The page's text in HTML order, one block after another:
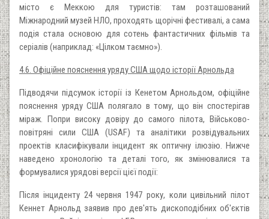
місто є Меккою для туристів: там розташований
Міжнародний музей НЛО, проходять щорічні фестивалі, а сама
подія стала основою для сотень фантастичних фільмів та
серіалів (наприклад: «Цілком таємно»).
4.6. Офіційне пояснення уряду США щодо історії Арнольда
Підводячи підсумок історії із Кенетом Арнольдом, офіційне
пояснення уряду США полягало в тому, що він спостерігав
міраж. Попри високу довіру до самого пілота, Військово-
повітряні сили США (USAF) та аналітики розвідувальних
проектів класифікували інцидент як оптичну ілюзію. Нижче
наведено хронологію та деталі того, як змінювалися та
формувалися урядові версії цієї події:
Після інциденту 24 червня 1947 року, коли цивільний пілот
Кеннет Арнольд заявив про дев'ять дископодібних об'єктів